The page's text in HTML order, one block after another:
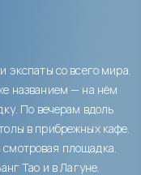
экспаты со всего мира.
названием — на нём
По вечерам вдоль
в прибрежных кафе.
площадка.
Тао и в Лагуне.